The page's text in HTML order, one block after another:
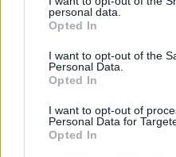
personal data.
Opted In
I want to opt-out of the
Personal Data.
Opted In
I want to opt-out of
Personal Data for
Opted In
„Hajduk“ treneris
lietuvių fanų